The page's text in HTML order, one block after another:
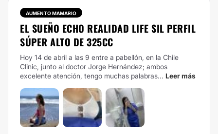
AUMENTO MAMARIO
EL SUEÑO ECHO REALIDAD LIFE SIL PERFIL
SÚPER ALTO DE 325CC
Hoy 14 de abril a las 9 entre a pabellón, en la Chile
Clinic, junto al doctor Jorge Hernández; ambos
excelente atención, tengo muchas palabras... Leer más